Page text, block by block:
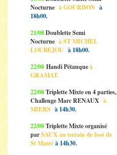
Nocturne à GOURDON à
18h00.
21/08Doublette Semi
Nocturne à ST MICHEL
LOUBEJOU à 18h00.
22/08 Handi Pétanqueà
GRAMAT.
22/08Triplette Mixte en 4 parties,
Challenge Marc RENAUX à
MIERS à 14h30.
22/08Triplette Mixte organisé
parSAUX au terrain de foot de
St Matré à 14h30.